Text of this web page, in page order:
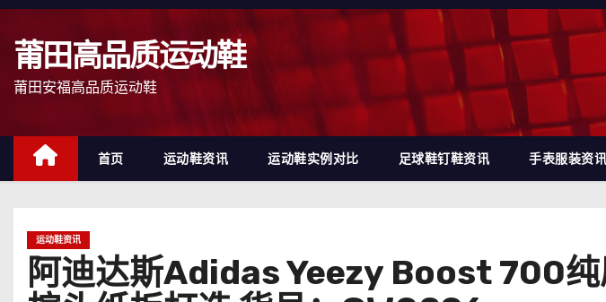
跳
莆田高品质运动鞋
莆田安福高品质运动鞋
首页 运动鞋资讯 运动鞋实例对比 足球鞋钉鞋资讯 手表服装资讯
运动鞋资讯
阿迪达斯Adidas Yeezy Boost 700